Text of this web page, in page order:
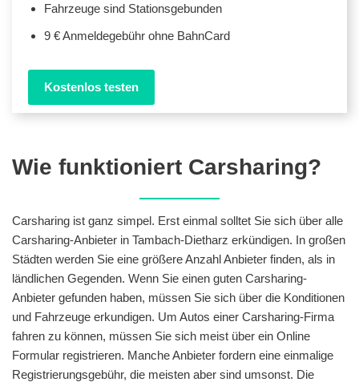
Fahrzeuge sind Stationsgebunden
9 € Anmeldegebühr ohne BahnCard
Kostenlos testen
Wie funktioniert Carsharing?
Carsharing ist ganz simpel. Erst einmal solltet Sie sich über alle
Carsharing-Anbieter in Tambach-Dietharz erkündigen. In großen
Städten werden Sie eine größere Anzahl Anbieter finden, als in
ländlichen Gegenden. Wenn Sie einen guten Carsharing-
Anbieter gefunden haben, müssen Sie sich über die Konditionen
und Fahrzeuge erkundigen. Um Autos einer Carsharing-Firma
fahren zu können, müssen Sie sich meist über ein Online
Formular registrieren. Manche Anbieter fordern eine einmalige
Registrierungsgebühr, die meisten aber sind umsonst. Die